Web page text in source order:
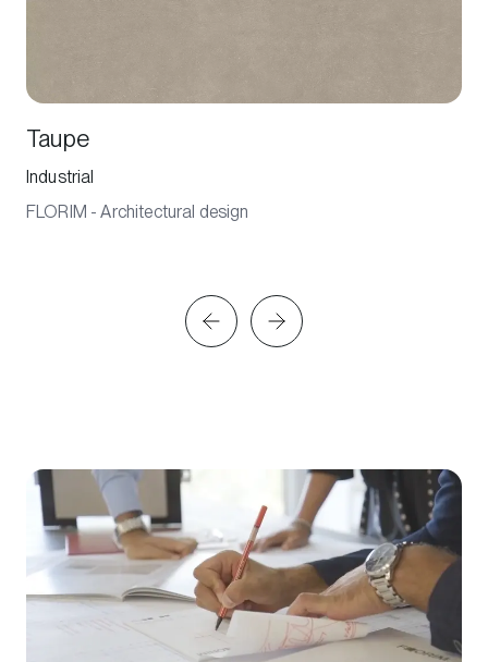
Taupe
Industrial
FLORIM - Architectural design